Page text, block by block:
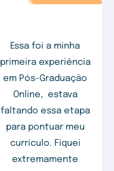
Essa foi a minha
primeira experiência
em Pós-Graduação
Online, estava
faltando essa etapa
para pontuar meu
currículo. Fiquei
extremamente